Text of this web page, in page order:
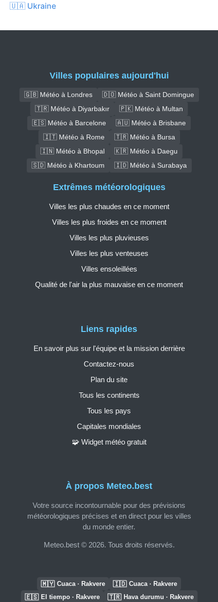
🇺🇦 Ukraine
Villes populaires aujourd'hui
🇬🇧 Météo à Londres
🇩🇴 Météo à Saint Domingue
🇹🇷 Météo à Diyarbakır
🇵🇰 Météo à Multan
🇪🇸 Météo à Barcelone
🇦🇺 Météo à Brisbane
🇮🇹 Météo à Rome
🇹🇷 Météo à Bursa
🇮🇳 Météo à Bhopal
🇰🇷 Météo à Daegu
🇸🇩 Météo à Khartoum
🇮🇩 Météo à Surabaya
À propos Meteo.best
Votre source incontournable pour des prévisions
météorologiques précises et en direct pour les villes
du monde entier.
Meteo.best © 2026. Tous droits réservés.
Liens rapides
En savoir plus sur l'équipe et la mission derrière
Contactez-nous
Plan du site
Tous les continents
Tous les pays
Capitales mondiales
🧩 Widget météo gratuit
Extrêmes météorologiques
Villes les plus chaudes en ce moment
Villes les plus froides en ce moment
Villes les plus pluvieuses
Villes les plus venteuses
Villes ensoleillées
Qualité de l'air la plus mauvaise en ce moment
🇲🇾 Cuaca · Rakvere 🇮🇩 Cuaca · Rakvere
🇪🇸 El tiempo · Rakvere 🇹🇷 Hava durumu · Rakvere